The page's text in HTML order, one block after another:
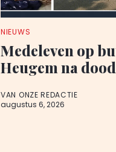
NIEUWS
Medeleven op
Heugem na
VAN ONZE REDACTIE
augustus 6, 2026